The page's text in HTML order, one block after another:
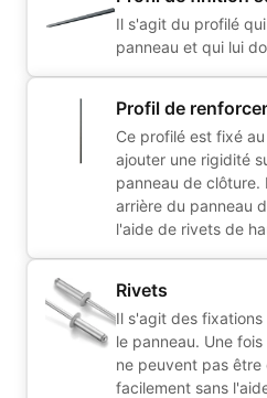
Il s'agit du profilé
panneau et qui lui
Profil de
Ce profilé est fixé
ajouter une rigidité
panneau de
arrière du panneau
l'aide de rivets de
Rivets
Il s'agit des
le panneau. Une
ne peuvent pas
facilement sans